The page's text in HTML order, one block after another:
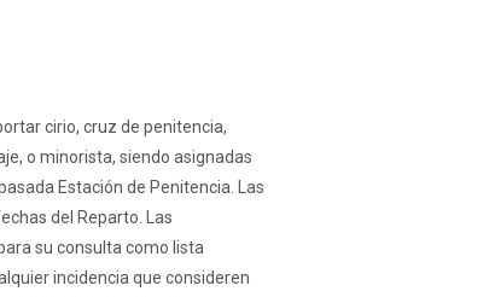
cirio, cruz de penitencia,
o minorista, siendo asignadas
Estación de Penitencia. Las
del Reparto. Las
su consulta como lista
incidencia que consideren